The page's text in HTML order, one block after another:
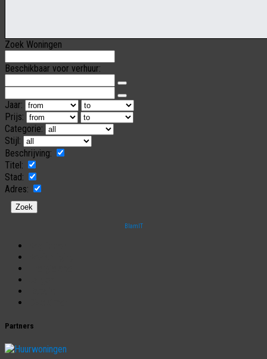
Zoek Woningen
Beschikbaar voor verhuur:
Jaar:
Prijs:
Categorie:
Stijl:
Beschrijving:
Titel:
Stad:
Adres:
BlamIT
Partners